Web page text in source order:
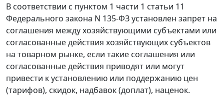
В соответствии с пунктом 1 части 1 статьи 11
Федерального закона N 135-ФЗ установлен запрет на
соглашения между хозяйствующими субъектами или
согласованные действия хозяйствующих субъектов
на товарном рынке, если такие соглашения или
согласованные действия приводят или могут
привести к установлению или поддержанию цен
(тарифов), скидок, надбавок (доплат), наценок.